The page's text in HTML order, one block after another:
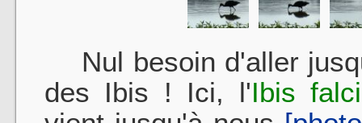
Nul besoin d'aller
des Ibis ! Ici, l'Ibis